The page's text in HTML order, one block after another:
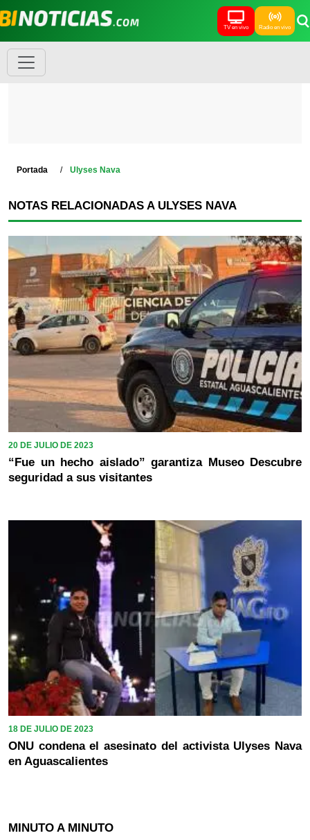
TV en vivo Radio en vivo
Portada Ulyses Nava
NOTAS RELACIONADAS A ULYSES NAVA
20 DE JULIO DE 2023
“Fue un hecho aislado” garantiza Museo Descubre
seguridad a sus visitantes
18 DE JULIO DE 2023
ONU condena el asesinato del activista Ulyses Nava
en Aguascalientes
MINUTO A MINUTO